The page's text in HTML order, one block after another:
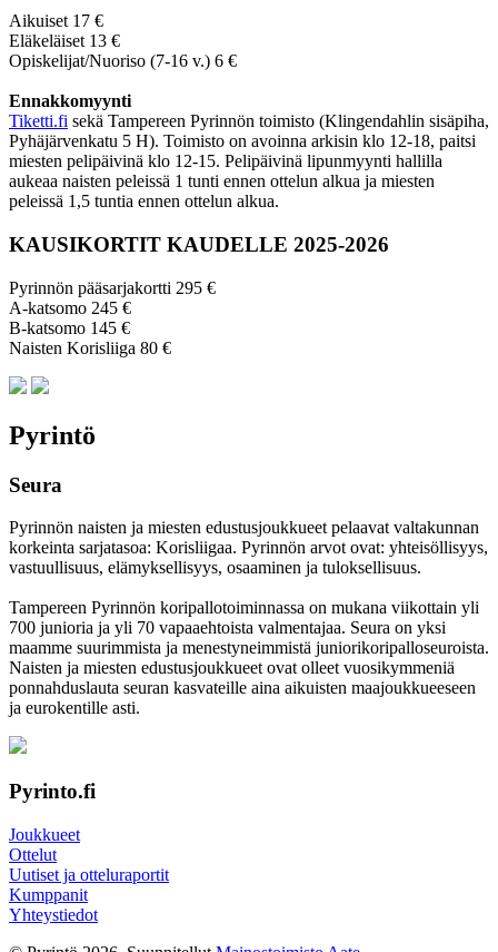
Aikuiset 17 €
Eläkeläiset 13 €
Opiskelijat/Nuoriso (7-16 v.) 6 €
Ennakkomyynti
Tiketti.fi sekä Tampereen Pyrinnön toimisto (Klingendahlin sisäpiha,
Pyhäjärvenkatu 5 H). Toimisto on avoinna arkisin klo 12-18, paitsi
miesten pelipäivinä klo 12-15. Pelipäivinä lipunmyynti hallilla
aukeaa naisten peleissä 1 tunti ennen ottelun alkua ja miesten
peleissä 1,5 tuntia ennen ottelun alkua.
KAUSIKORTIT KAUDELLE 2025-2026
Pyrinnön pääsarjakortti 295 €
A-katsomo 245 €
B-katsomo 145 €
Naisten Korisliiga 80 €
Pyrintö
Seura
Pyrinnön naisten ja miesten edustusjoukkueet pelaavat valtakunnan
korkeinta sarjatasoa: Korisliigaa. Pyrinnön arvot ovat: yhteisöl­lisyys,
vastuul­lisuus, elämyk­sellisyys, osaaminen ja tulok­sellisuus.
Tampereen Pyrinnön kori­pallo­toimin­nassa on mukana viikottain yli
700 junioria ja yli 70 vapaa­ehtoista valmen­tajaa. Seura on yksi
maamme suurim­mista ja menes­tyneim­mistä juni­ori­kori­pallo­seuroista.
Naisten ja miesten edustus­joukkueet ovat olleet vuosi­kymmeniä
ponnahdus­lauta seuran kasvateille aina aikuisten maa­joukkueeseen
ja euro­kentille asti.
Pyrinto.fi
Joukkueet
Ottelut
Uutiset ja otteluraportit
Kumppanit
Yhteystiedot